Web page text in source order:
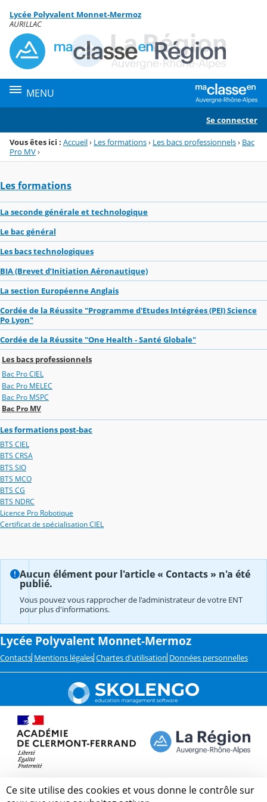
Menu de la rubrique
Contenu
Lycée Polyvalent Monnet-Mermoz
AURILLAC
MENU
Se connecter
Vous êtes ici : Accueil› Les formations› Les bacs professionnels› Bac
Pro MV›
Les formations
La seconde générale et technologique
Le bac général
Les bacs technologiques
BIA (Brevet d’Initiation Aéronautique)
La section Européenne Anglais
Cordée de la Réussite "Programme d'Etudes Intégrées (PEI) Science
Po Lyon"
Cordée de la Réussite "One Health - Santé Globale"
Les bacs professionnels
Bac Pro CIEL
Bac Pro MELEC
Bac Pro MSPC
Bac Pro MV
Les formations post-bac
BTS CIEL
BTS CRSA
BTS SIO
BTS MCO
BTS CG
BTS NDRC
Licence Pro Robotique
Certificat de spécialisation CIEL
Aucun élément pour l'article « Contacts » n'a été
publié.
Vous pouvez vous rapprocher de l'administrateur de votre ENT
pour plus d'informations.
Lycée Polyvalent Monnet-Mermoz
Contacts Mentions légales Chartes d'utilisation Données personnelles
Ce site utilise des cookies et vous donne le contrôle sur